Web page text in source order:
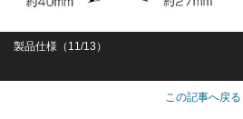
製品仕様（11/13）
この記事へ戻る